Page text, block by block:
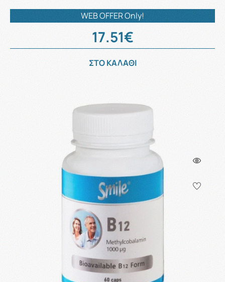
WEB OFFER Only!
17.51€
ΣΤΟ ΚΑΛΑΘΙ